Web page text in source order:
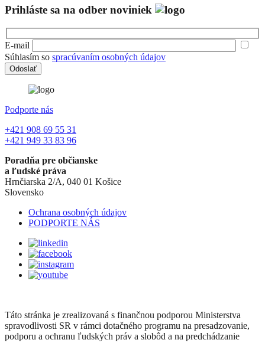
Prihláste sa na odber noviniek
E-mail
Súhlasím so spracúvaním osobných údajov
Podporte nás
+421 908 69 55 31
+421 949 33 83 96
Poradňa pre občianske
a ľudské práva
Hrnčiarska 2/A, 040 01 Košice
Slovensko
Ochrana osobných údajov
PODPORTE NÁS
Táto stránka je zrealizovaná s finančnou podporou Ministerstva
spravodlivosti SR v rámci dotačného programu na presadzovanie,
podporu a ochranu ľudských práv a slobôd a na predchádzanie